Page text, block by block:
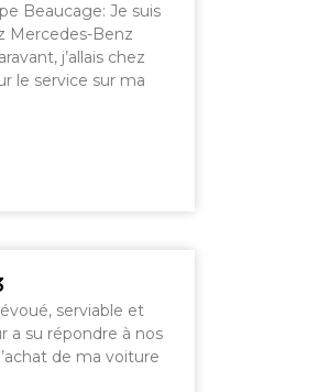
Beaucage: Je suis
Mercedes-Benz
j’allais chez
le service sur ma
serviable et
a su répondre à nos
de ma voiture
le site